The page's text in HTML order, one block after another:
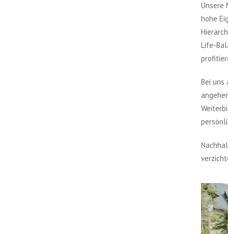
Unsere
hohe
Life-
Bei uns